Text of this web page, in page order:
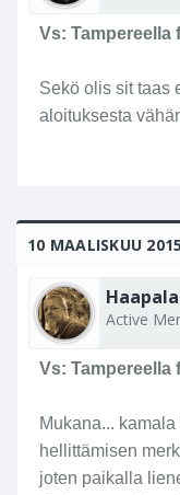
Vs: Tampereella
Sekö olis sit taas
aloituksesta
10 MAALISKUU 2015
Active
Vs: Tampereella
Mukana...
hellittämisen
joten paikalla